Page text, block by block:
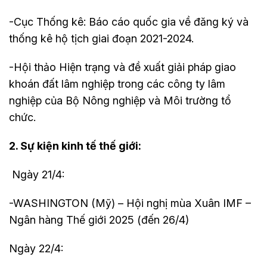
-Cục Thống kê: Báo cáo quốc gia về đăng ký và
thống kê hộ tịch giai đoạn 2021-2024.
-Hội thảo Hiện trạng và đề xuất giải pháp giao
khoán đất lâm nghiệp trong các công ty lâm
nghiệp của Bộ Nông nghiệp và Môi trường tổ
chức.
2. Sự kiện kinh tế thế giới:
Ngày 21/4:
-WASHINGTON (Mỹ) – Hội nghị mùa Xuân IMF –
Ngân hàng Thế giới 2025 (đến 26/4)
Ngày 22/4: